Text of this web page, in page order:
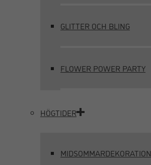
GLITTER OCH BLING
FLOWER POWER PARTY
HÖGTIDER
MIDSOMMARDEKORATION